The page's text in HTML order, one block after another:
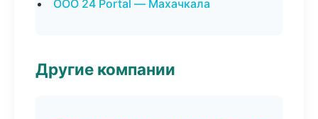
ООО 24 Portal — Махачкала
Другие компании